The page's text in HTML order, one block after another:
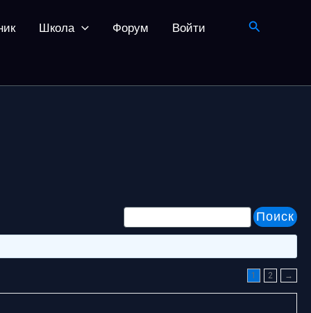
Школа Форум Войти Поиск
1 2 →